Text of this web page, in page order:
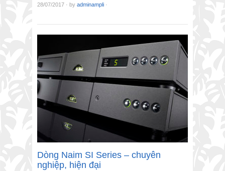
28/07/2017 · by adminampli ·
Dòng Naim SI Series – chuyên
nghiệp, hiện đại